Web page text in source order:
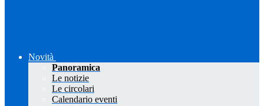
Novità
Panoramica
Le notizie
Le circolari
Calendario eventi